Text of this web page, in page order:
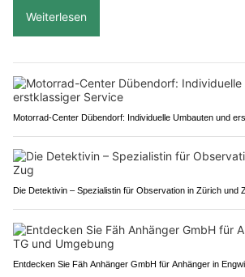
Weiterlesen
Motorrad-Center Dübendorf: Individuelle Umbauten und
Die Detektivin – Spezialistin für Observation in Zürich und
Entdecken Sie Fäh Anhänger GmbH für Anhänger in